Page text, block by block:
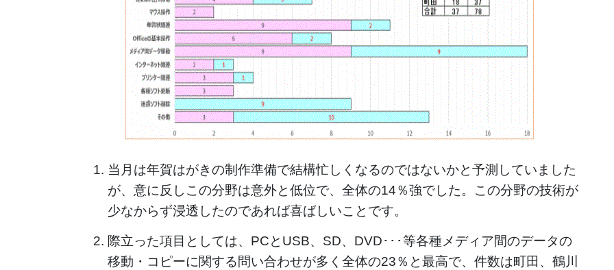
当月は年賀はがきの制作準備で結構忙しくなるのではないかと予測していました
が、意に反しこの分野は意外と低位で、全体の14％強でした。この分野の技術が
少なからず浸透したのであれば喜ばしいことです。
際立った項目としては、PCとUSB、SD、DVD･･･等各種メディア間のデータの
移動・コピーに関する問い合わせが多く全体の23％と最高で、件数は町田、鶴川